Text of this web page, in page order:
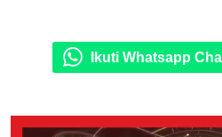
Ikuti Whatsapp